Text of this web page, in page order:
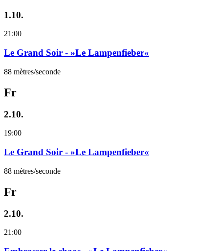
1.10.
21:00
Le Grand Soir - »Le Lampenfieber«
88 mètres/seconde
Fr
2.10.
19:00
Le Grand Soir - »Le Lampenfieber«
88 mètres/seconde
Fr
2.10.
21:00